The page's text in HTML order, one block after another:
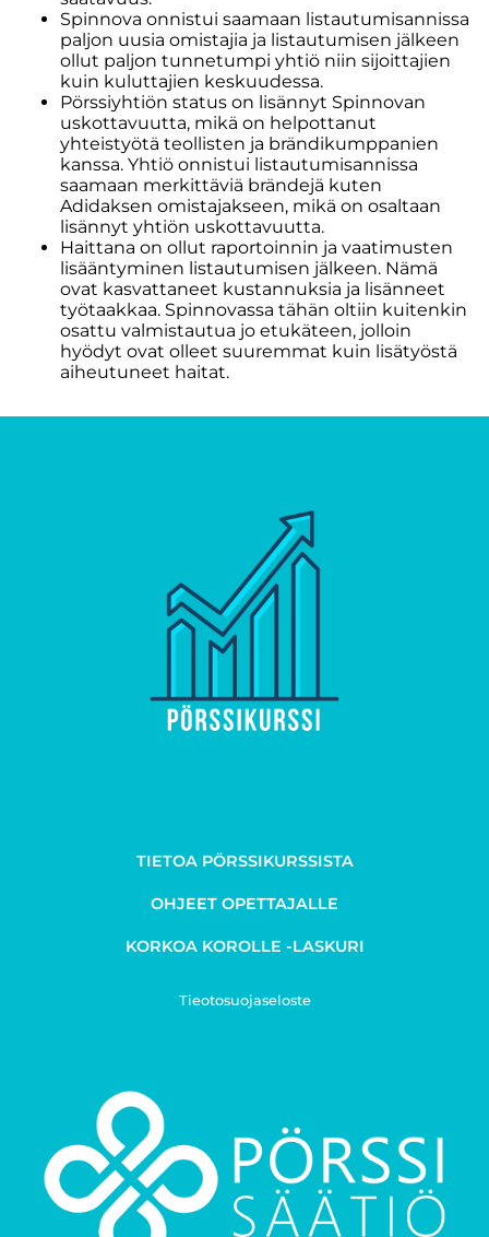
Spinnova onnistui saamaan listautumisannissa
paljon uusia omistajia ja listautumisen jälkeen
ollut paljon tunnetumpi yhtiö niin sijoittajien
kuin kuluttajien keskuudessa.
Pörssiyhtiön status on lisännyt Spinnovan
uskottavuutta, mikä on helpottanut
yhteistyötä teollisten ja brändikumppanien
kanssa. Yhtiö onnistui listautumisannissa
saamaan merkittäviä brändejä kuten
Adidaksen omistajakseen, mikä on osaltaan
lisännyt yhtiön uskottavuutta.
Haittana on ollut raportoinnin ja vaatimusten
lisääntyminen listautumisen jälkeen. Nämä
ovat kasvattaneet kustannuksia ja lisänneet
työtaakkaa. Spinnovassa tähän oltiin kuitenkin
osattu valmistautua jo etukäteen, jolloin
hyödyt ovat olleet suuremmat kuin lisätyöstä
aiheutuneet haitat.
TIETOA PÖRSSIKURSSISTA
OHJEET OPETTAJALLE
KORKOA KOROLLE -LASKURI
Tieotosuojaseloste